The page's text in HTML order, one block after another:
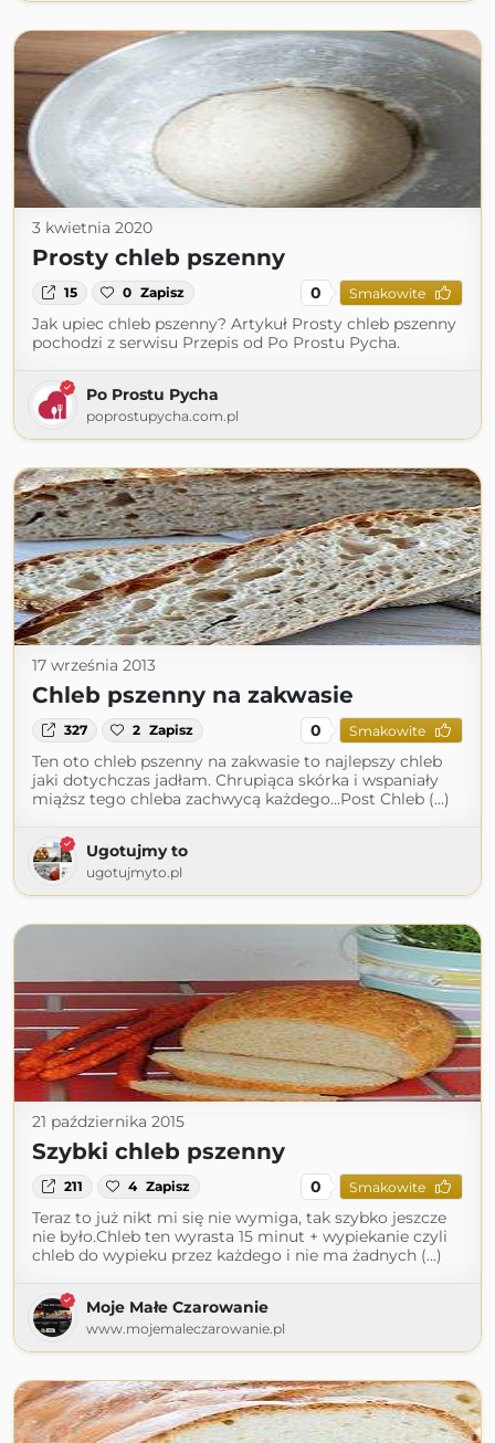
3 kwietnia 2020
Prosty chleb pszenny
15 0 Zapisz 0 Smakowite
Jak upiec chleb pszenny? Artykuł Prosty chleb pszenny
pochodzi z serwisu Przepis od Po Prostu Pycha.
Po Prostu Pycha
poprostupycha.com.pl
17 września 2013
Chleb pszenny na zakwasie
327 2 Zapisz 0 Smakowite
Ten oto chleb pszenny na zakwasie to najlepszy chleb
jaki dotychczas jadłam. Chrupiąca skórka i wspaniały
miąższ tego chleba zachwycą każdego...Post Chleb (...)
Ugotujmy to
ugotujmyto.pl
21 października 2015
Szybki chleb pszenny
211 4 Zapisz 0 Smakowite
Teraz to już nikt mi się nie wymiga, tak szybko jeszcze
nie było.Chleb ten wyrasta 15 minut + wypiekanie czyli
chleb do wypieku przez każdego i nie ma żadnych (...)
Moje Małe Czarowanie
www.mojemaleczarowanie.pl